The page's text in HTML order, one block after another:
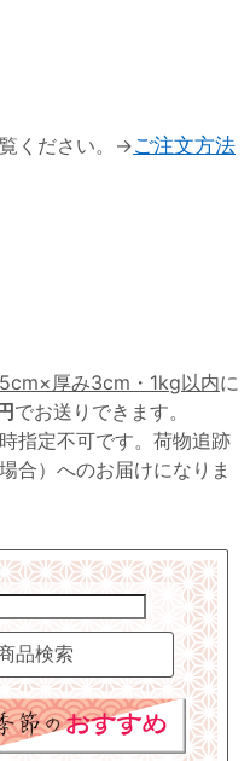
ください。→ご注文方法
厚み3cm・1kg以内に
でお送りできます。
指定不可です。荷物追跡
合）へのお届けになりま